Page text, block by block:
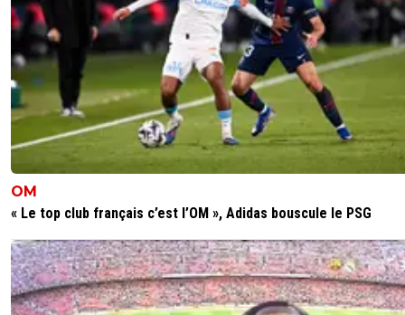
OM
« Le top club français c’est l’OM », Adidas bouscule le PSG